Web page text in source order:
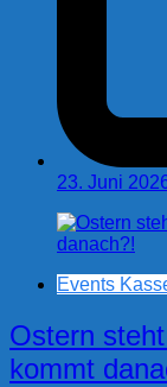
23. Juni
Events
Ostern
kommt